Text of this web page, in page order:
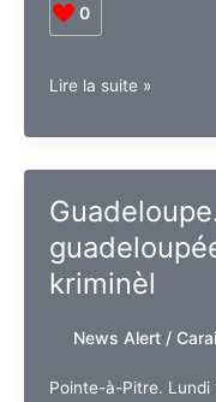
0
Guadeloupe.
de
sera
versée
à
partir
août
Lire la suite »
kriminèl
News Alert/
Pointe-à-Pitre. Lundi